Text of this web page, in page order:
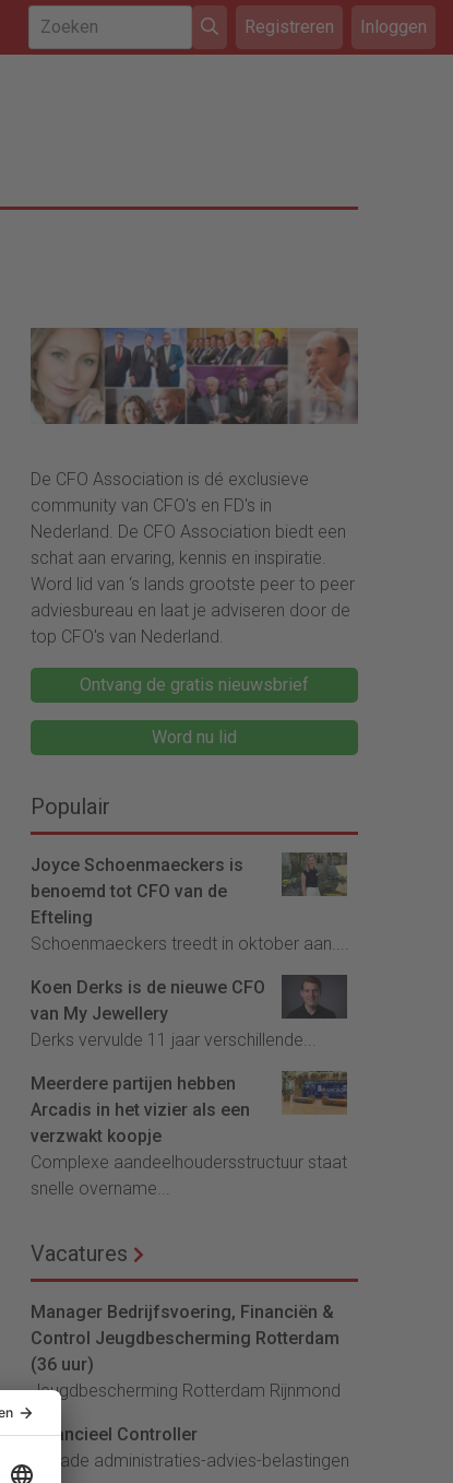
Registreren Inloggen
De CFO Association is dé exclusieve
community van CFO's en FD's in
Nederland. De CFO Association biedt een
schat aan ervaring, kennis en inspiratie.
Word lid van ‘s lands grootste peer to peer
adviesbureau en laat je adviseren door de
top CFO's van Nederland.
Ontvang de gratis nieuwsbrief
Word nu lid
Populair
Joyce Schoenmaeckers is
benoemd tot CFO van de
Efteling
Schoenmaeckers treedt in oktober aan....
Koen Derks is de nieuwe CFO
van My Jewellery
Derks vervulde 11 jaar verschillende...
Meerdere partijen hebben
Arcadis in het vizier als een
verzwakt koopje
Complexe aandeelhoudersstructuur staat
snelle overname...
Vacatures
Manager Bedrijfsvoering, Financiën &
Control Jeugdbescherming Rotterdam
(36 uur)
Jeugdbescherming Rotterdam Rijnmond
Financieel Controller
lArcade administraties-advies-belastingen